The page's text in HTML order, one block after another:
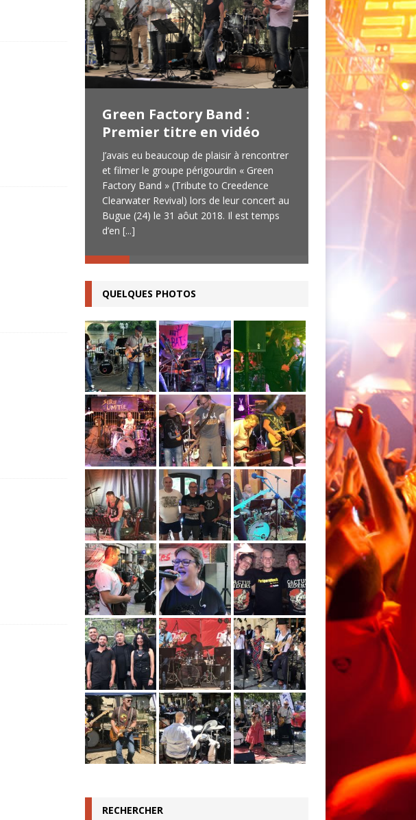
Green Factory Band :
Premier titre en vidéo
J’avais eu beaucoup de plaisir à rencontrer
et filmer le groupe périgourdin « Green
Factory Band » (Tribute to Creedence
Clearwater Revival) lors de leur concert au
Bugue (24) le 31 aôut 2018. Il est temps
d’en [...]
Red Roost :
concert du
Je vous l’avais
news, voici donc
Blues Band en
VVF de Sorges
QUELQUES PHOTOS
RECHERCHER